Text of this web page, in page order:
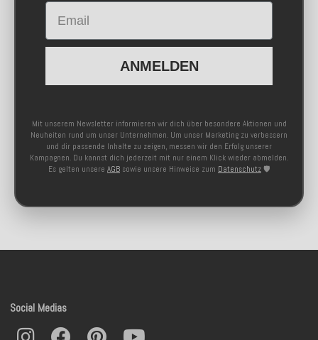
Email
ANMELDEN
Mit unserem Newsletter informieren wir dich über besondere Aktionen und
Neuheiten rund um unser Unternehmen. Um unser Marketing zu verbessern
und dir passende Inhalte zu zeigen, messen wir den Erfolg unserer
Kampagnen. Du kannst dich jederzeit mit nur einem Klick wieder abmelden.
Es gelten unsere AGB sowie unsere Hinweise zum Datenschutz 🛡️
Social Medias